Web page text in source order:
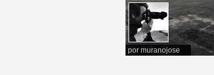
por muranojose